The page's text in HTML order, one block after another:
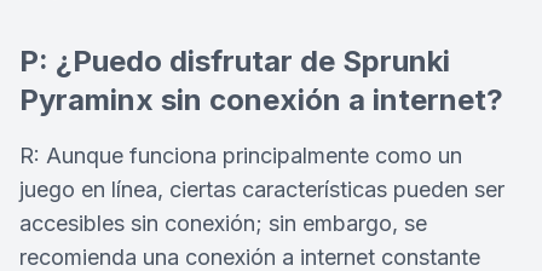
P: ¿Puedo disfrutar de Sprunki
Pyraminx sin conexión a internet?
R: Aunque funciona principalmente como un
juego en línea, ciertas características pueden ser
accesibles sin conexión; sin embargo, se
recomienda una conexión a internet constante